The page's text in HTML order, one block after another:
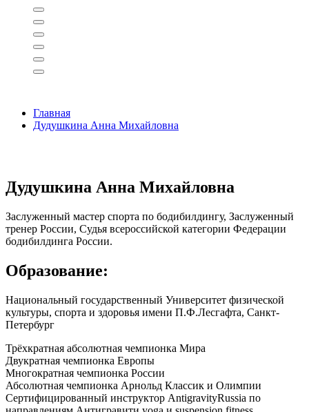
Главная
Дудушкина Анна Михайловна
Дудушкина Анна Михайловна
Заслуженный мастер спорта по бодибилдингу, Заслуженный
тренер России, Судья всероссийской категории Федерации
бодибилдинга России.
Образование:
Национальный государственный Университет физической
культуры, спорта и здоровья имени П.Ф.Лесгафта, Санкт-
Петербург
Трёхкратная абсолютная чемпионка Мира
Двукратная чемпионка Европы
Многократная чемпионка России
Абсолютная чемпионка Арнольд Классик и Олимпии
Сертифицированный инструктор AntigravityRussia по